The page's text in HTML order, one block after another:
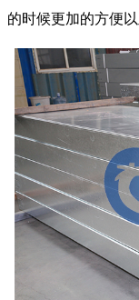
的时候更加的方便以